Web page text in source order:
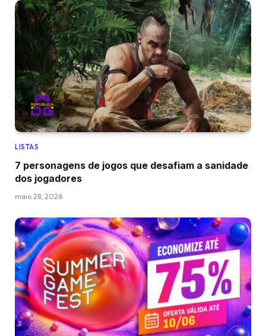
LISTAS
7 personagens de jogos que desafiam a sanidade
dos jogadores
maio 28, 2026